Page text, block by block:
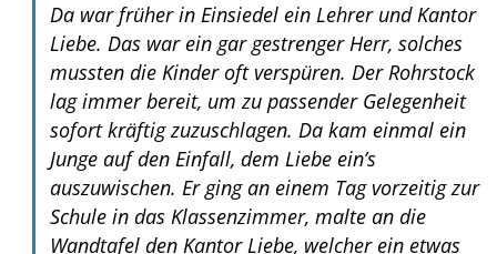
Da war früher in Einsiedel ein Lehrer und Kantor
Liebe. Das war ein gar gestrenger Herr, solches
mussten die Kinder oft verspüren. Der Rohrstock
lag immer bereit, um zu passender Gelegenheit
sofort kräftig zuzuschlagen. Da kam einmal ein
Junge auf den Einfall, dem Liebe ein’s
auszuwischen. Er ging an einem Tag vorzeitig zur
Schule in das Klassenzimmer, malte an die
Wandtafel den Kantor Liebe, welcher ein etwas